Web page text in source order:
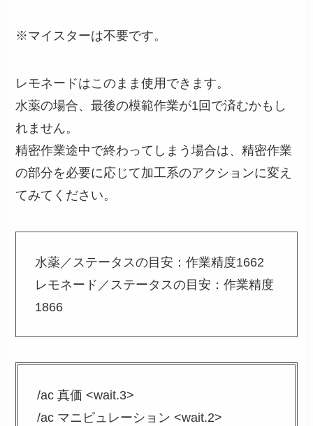
※マイスターは不要です。
レモネードはこのまま使用できます。
水薬の場合、最後の模範作業が1回で済むかもし
れません。
精密作業途中で終わってしまう場合は、精密作業
の部分を必要に応じて加工系のアクションに変え
てみてください。
水薬／ステータスの目安：作業精度1662
レモネード／ステータスの目安：作業精度
1866
/ac 真価 <wait.3>
/ac マニピュレーション <wait.2>